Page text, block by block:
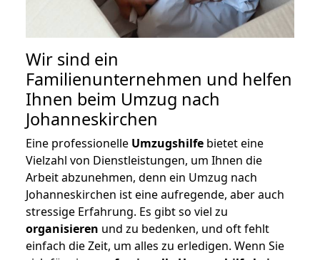
Wir sind ein
Familienunternehmen und helfen
Ihnen beim Umzug nach
Johanneskirchen
Eine professionelle Umzugshilfe bietet eine
Vielzahl von Dienstleistungen, um Ihnen die
Arbeit abzunehmen, denn ein Umzug nach
Johanneskirchen ist eine aufregende, aber auch
stressige Erfahrung. Es gibt so viel zu
organisieren und zu bedenken, und oft fehlt
einfach die Zeit, um alles zu erledigen. Wenn Sie